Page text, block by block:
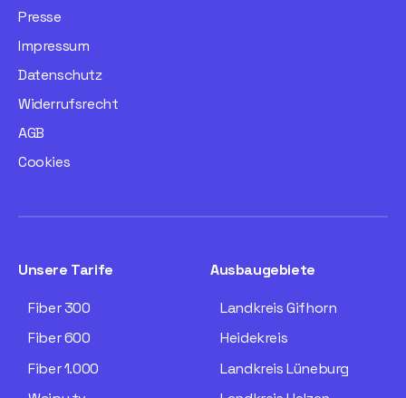
Presse
Impressum
Datenschutz
Widerrufsrecht
AGB
Cookies
Unsere Tarife
Fiber 300
Fiber 600
Fiber 1.000
Ausbaugebiete
Landkreis Gifhorn
Heidekreis
Landkreis Lüneburg